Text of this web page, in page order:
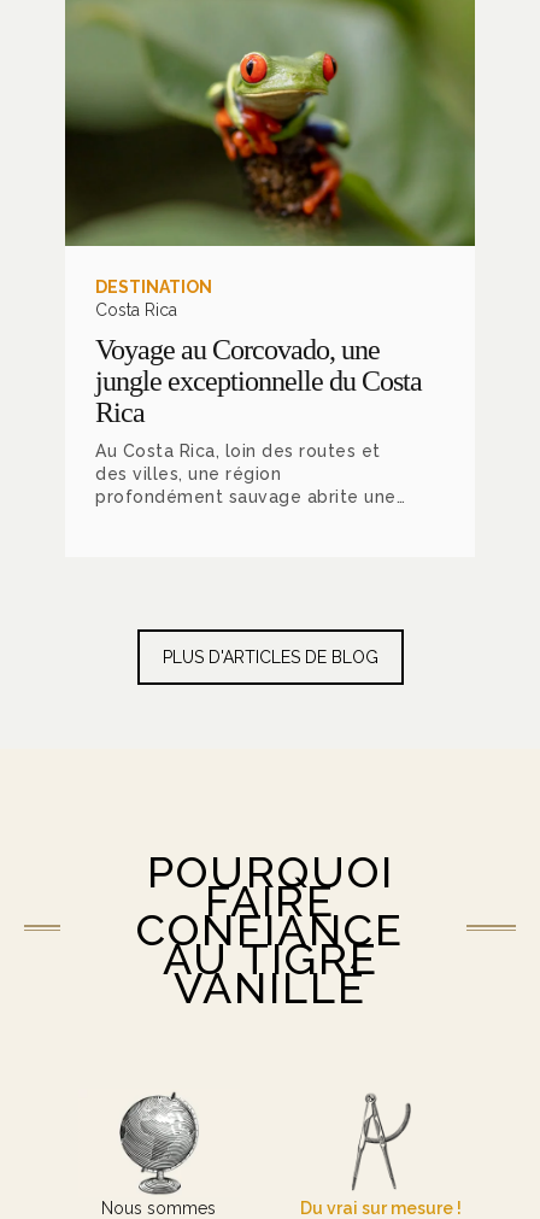
enfants. Depuis plus d’un demi-
siècle, le gouvernement s’est
donné pour mission de préserver
son environnement et réussit
particulièrement bien dans son
entreprise puisqu’on compte
actuellement trente parcs
nationaux dispersés aux quatre
DESTINATION
Costa Rica
Voyage au Corcovado, une
jungle exceptionnelle du Costa
Rica
Au Costa Rica, loin des routes et
des villes, une région
profondément sauvage abrite une
territoire, ce dernier ne dépassant
pas la superficie du canton de Vaud
PLUS D'ARTICLES DE BLOG
POURQUOI
FAIRE
CONFIANCE
AU TIGRE
VANILLÉ
Nous sommes
Du vrai sur mesure !